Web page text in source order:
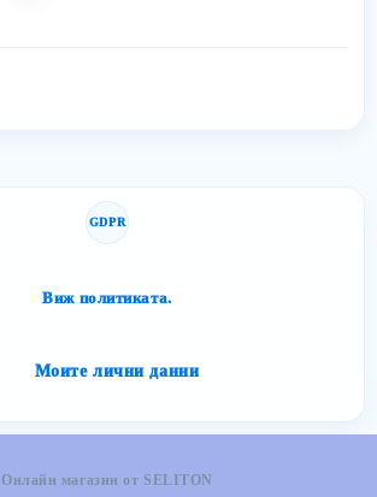
GDPR
Виж политиката.
Моите лични данни
Онлайн магазин от SELITON